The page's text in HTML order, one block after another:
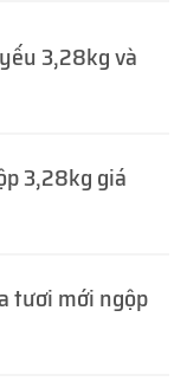
3,28kg và
3,28kg giá
tươi mới ngộp